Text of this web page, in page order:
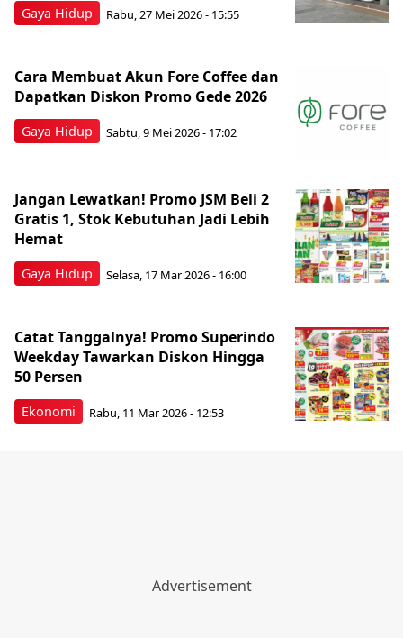
Gaya Hidup Rabu, 27 Mei 2026 - 15:55
Gaya Hidup
Cara Membuat Akun Fore Coffee dan
Dapatkan Diskon Promo Gede 2026
Sabtu, 9 Mei 2026 - 17:02
Gaya Hidup
Jangan Lewatkan! Promo JSM Beli 2
Gratis 1, Stok Kebutuhan Jadi Lebih
Hemat
Selasa, 17 Mar 2026 - 16:00
Ekonomi
Catat Tanggalnya! Promo Superindo
Weekday Tawarkan Diskon Hingga
50 Persen
Rabu, 11 Mar 2026 - 12:53